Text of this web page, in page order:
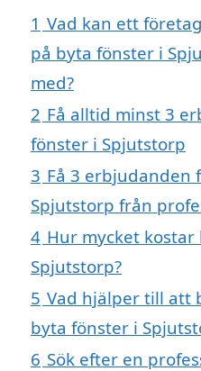
1 Vad kan ett
på byta fönster i
med?
2 Få alltid minst 3
fönster i Spjutstorp
3 Få 3 erbjudanden
Spjutstorp från
4 Hur mycket
Spjutstorp?
5 Vad hjälper till att
byta fönster i
6 Sök efter en